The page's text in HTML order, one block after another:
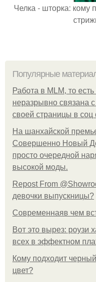
Челка - шторка: кому
Популярные
Работа в MLM, то
неразрывно связана
своей страницы в соц
На шанхайской
Совершенно Новый
просто очередной
высокой моды.
Repost From
девочки выпускницы?
Современнаяв чем
Вот это вырез: роузи
всех в эффектном
Кому подходит
цвет?